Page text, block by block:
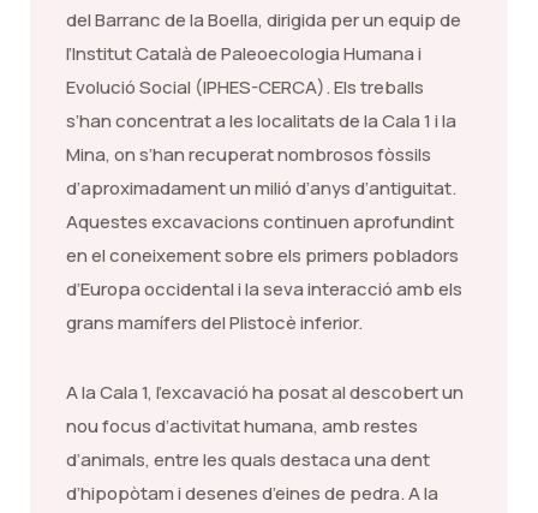
del Barranc de la Boella, dirigida per un equip de
l’Institut Català de Paleoecologia Humana i
Evolució Social (IPHES-CERCA). Els treballs
s’han concentrat a les localitats de la Cala 1 i la
Mina, on s’han recuperat nombrosos fòssils
d’aproximadament un milió d’anys d’antiguitat.
Aquestes excavacions continuen aprofundint
en el coneixement sobre els primers pobladors
d’Europa occidental i la seva interacció amb els
grans mamífers del Plistocè inferior.
A la Cala 1, l’excavació ha posat al descobert un
nou focus d’activitat humana, amb restes
d’animals, entre les quals destaca una dent
d’hipopòtam i desenes d’eines de pedra. A la